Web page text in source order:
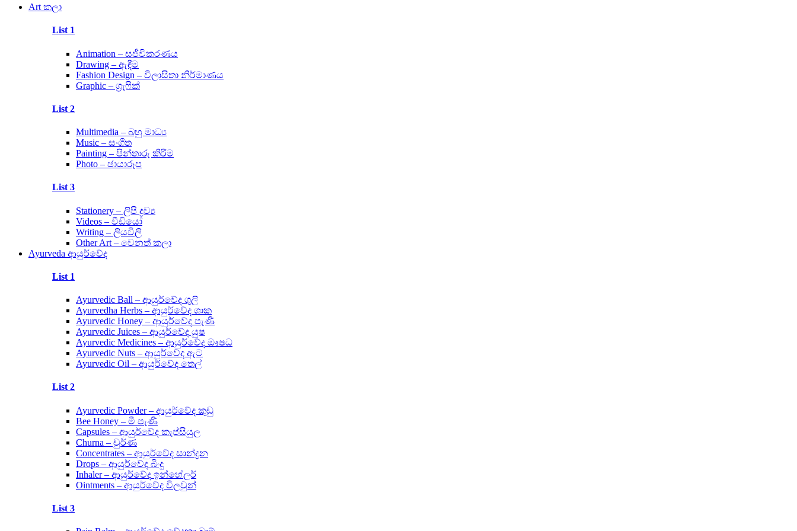
Art කලා
List 1
Animation – සජීවිකරණය
Drawing – ඇඳීම
Fashion Design – විලාසිතා නිර්මාණය
Graphic – ග්‍රැෆික්
List 2
Multimedia – බහු මාධ්‍ය
Music – සංගීත
Painting – පින්තාරු කිරීම
Photo – ඡායාරූප
List 3
Stationery – ලිපි ද්‍රව්‍ය
Videos – වීඩියෝ
Writing – ලියවිලි
Other Art – වෙනත් කලා
Ayurveda ආයුර්වේද
List 1
Ayurvedic Ball – ආයුර්වේද ගුලි
Ayurvedha Herbs – ආයුර්වේද ශාක
Ayurvedic Honey – ආයුර්වේද පැණි
Ayurvedic Juices – ආයුර්වේද යුෂ
Ayurvedic Medicines – ආයුර්වේද ඖෂධ
Ayurvedic Nuts – ආයුර්වේද ඇට
Ayurvedic Oil – ආයුර්වේද තෙල්
List 2
Ayurvedic Powder – ආයුර්වේද කුඩු
Bee Honey – මී පැණි
Capsules – ආයුර්වේද කැප්සියුල
Churna – චුර්ණ
Concentrates – ආයුර්වේද සාන්ද්‍රන
Drops – ආයුර්වේද බිංදු
Inhaler – ආයුර්වේද ඉන්හේලර්
Ointments – ආයුර්වේද විලවුන්
List 3